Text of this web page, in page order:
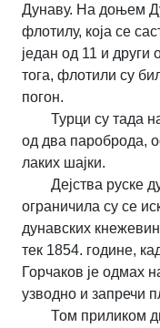
Дунаву. На доњем
флотилу, која се
један од 11 и
тога, флотили су
погон.
Турци су тада
од два пароброда,
лаких шајки.
Дејства руске
ограничила су се
дунавских
тек 1854. године,
Горчаков је одмах
узводно и запречи
Том приликом